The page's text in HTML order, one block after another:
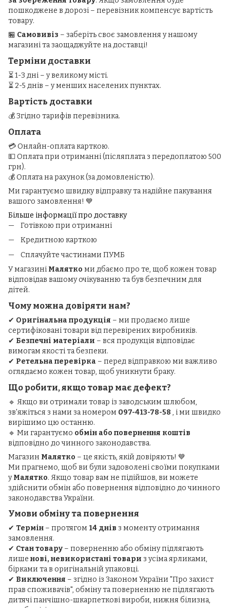
пошкоджене в дорозі – перевізник компенсує вартість
товару.
🏪 Самовивіз – заберіть своє замовлення у нашому
магазині та заощаджуйте на доставці!
Терміни доставки
⏳ 1-3 дні – у великому місті.
⏳ 2-5 днів – у менших населених пунктах.
Вартість доставки
💰 Згідно тарифів перевізника.
Оплата
💳 Онлайн-оплата карткою.
💵 Оплата при отриманні (післяплата з передоплатою 500
грн).
💰 Оплата на рахунок (за домовленістю).
Ми гарантуємо швидку відправку та надійне пакування
вашого замовлення! 💙
Більше інформації про доставку
Готівкою при отриманні
Кредитною карткою
Сплачуйте частинами ПУМБ
У магазині Малятко ми дбаємо про те, щоб кожен товар
відповідав вашому очікуванню та був безпечним для
дітей.
Чому можна довіряти нам?
✔ Оригінальна продукція – ми продаємо лише
сертифіковані товари від перевірених виробників.
✔ Безпечні матеріали – вся продукція відповідає
вимогам якості та безпеки.
✔ Ретельна перевірка – перед відправкою ми важливо
оглядаємо кожен товар, щоб уникнути браку.
Що робити, якщо товар має дефект?
🔹 Якщо ви отримали товар із заводським шлюбом,
зв'яжіться з нами за номером 097-413-78-58 , і ми швидко
вирішимо цю останню.
🔹 Ми гарантуємо обмін або повернення коштів
відповідно до чинного законодавства.
Магазин Малятко – це якість, якій довіряють! 💙
Ми прагнемо, щоб ви були задоволені своїми покупками
уМалятко. Якщо товар вам не підійшов, ви можете
здійснити обмін або повернення відповідно до чинного
законодавства України.
Умови обміну та повернення
✔ Термін – протягом 14 днів з моменту отримання
замовлення.
✔ Стан товару – поверненню або обміну підлягають
лише нові, невикористані товари з усіма ярликами,
бірками та в оригінальній упаковці.
✔ Виключення – згідно із Законом України "Про захист
прав споживачів", обміну та поверненню не підлягають
дитячі панчішно-шкарпеткові вироби, нижня білизна,